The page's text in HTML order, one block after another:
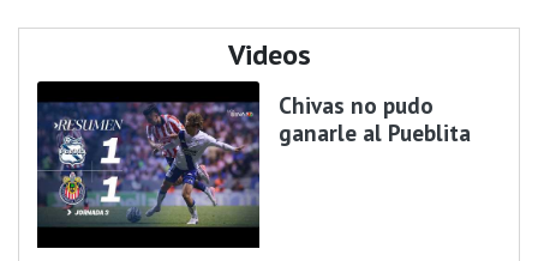
Videos
Chivas no pudo
ganarle al Pueblita